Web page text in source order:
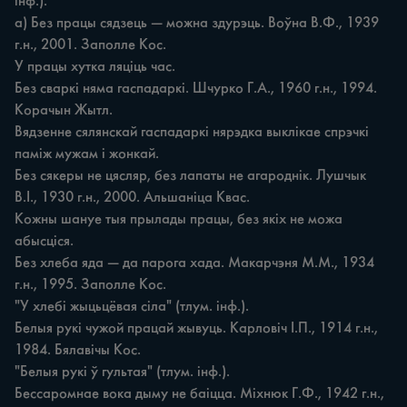
а) Без працы сядзець — можна здурэць. Воўна В.Ф., 1939
г.н., 2001. Заполле Кос.
У працы хутка ляціць час.
Без сваркі няма гаспадаркі. Шчурко Г.А., 1960 г.н., 1994.
Корачын Жытл.
Вядзенне сялянскай гаспадаркі нярэдка выклікае спрэчкі
паміж мужам і жонкай.
Без сякеры не цясляр, без лапаты не агароднік. Лушчык
В.І., 1930 г.н., 2000. Альшаніца Квас.
Кожны шануе тыя прылады працы, без якіх не можа
абысціся.
Без хлеба яда — да парога хада. Макарчэня М.М., 1934
г.н., 1995. Заполле Кос.
"У хлебі жыцьцёвая сіла" (тлум. інф.).
Белыя рукі чужой працай жывуць. Карловіч І.П., 1914 г.н.,
1984. Бялавічы Кос.
"Белыя рукі ў гультая" (тлум. інф.).
Бессаромнае вока дыму не баіцца. Міхнюк Г.Ф., 1942 г.н.,